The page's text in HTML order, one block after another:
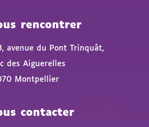
rencontrer
avenue du Pont Trinquât,
des Aiguerelles
Montpellier
contacter